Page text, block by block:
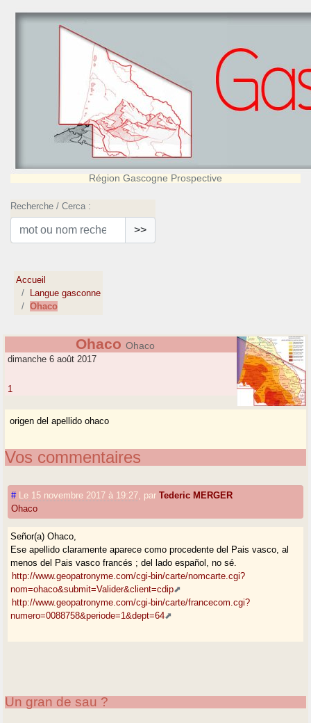
Région Gascogne Prospective
Recherche / Cerca :
>>
Accueil
Langue gasconne
Ohaco
Ohaco Ohaco
dimanche 6 août 2017
1
origen del apellido ohaco
Vos commentaires
# Le 15 novembre 2017 à 19:27 parTederic MERGER
Ohaco
Señor(a) Ohaco,
Ese apellido claramente aparece como procedente del Pais vasco, al
menos del Pais vasco francés ; del lado español, no sé.
http://www.geopatronyme.com/cgi-bin/carte/nomcarte.cgi?
nom=ohaco&submit=Valider&client=cdip
http://www.geopatronyme.com/cgi-bin/carte/francecom.cgi?
numero=0088758&periode=1&dept=64
Un gran de sau ?